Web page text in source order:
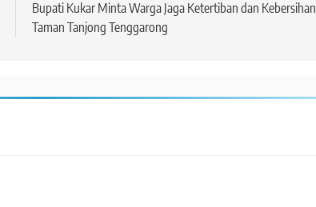
Bupati Kukar Minta Warga Jaga Ketertiban dan Kebersihan
Taman Tanjong Tenggarong